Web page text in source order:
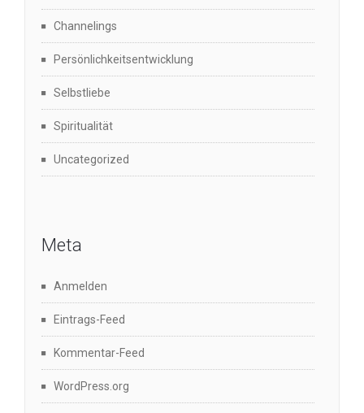
Channelings
Persönlichkeitsentwicklung
Selbstliebe
Spiritualität
Uncategorized
Meta
Anmelden
Eintrags-Feed
Kommentar-Feed
WordPress.org